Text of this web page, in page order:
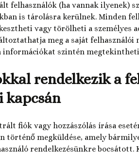
felhasználók (ha vannak ilyenek)
is tárolásra kerülnek. Minden
vagy törölheti a személyes
meg a saját felhasználói
információkat szintén
rendelkezik a
kapcsán
fiók vagy hozzászólás írása
történő megküldése, amely
rendelkezésünkre bocsátott.